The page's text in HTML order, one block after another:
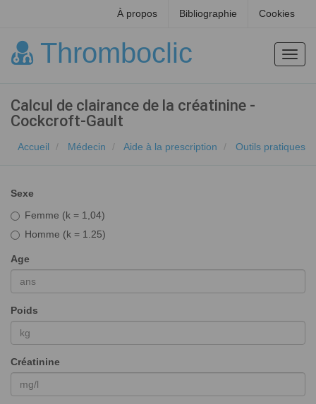
À propos Bibliographie Cookies
Thromboclic
Calcul de clairance de la créatinine -
Cockcroft-Gault
Accueil Médecin Aide à la prescription Outils pratiques
Sexe
Femme (k = 1,04)
Homme (k = 1.25)
Age
Poids
Créatinine